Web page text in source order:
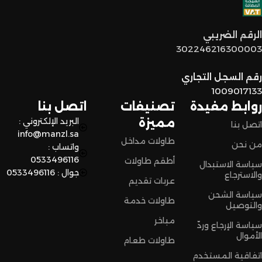
توصيل سريع وآمن
نضمن وصول منتجاتكم بأفضل حالة وفي أقصر وقت ممكن.
اختاروا الراحة والأناقة من المنزل النادر للاثاث الآن وعيشوا تجربة
تسوق مميزة.
روابط مفيدة
اتصل بنا
من نحن
سياسة الاستبدال
والاسترجاع
سياسة الشحن
والتوصيل
سياسة الإرجاع وردّ
الأموال
اتفاقية المستخدم
تصنيفات
مميزة
طاولات مداخل
أطقم طاولات
عربات تقديم
طاولات خدمة
مباخر
طاولات طعام
اتصل بنا
البريد الإلكتروني :
info@manzl.sa
واتساب :
0533496116
جوال : 0533496116
الرقم الضريبي
302246216300003
رقم السجل التجاري
1009017133